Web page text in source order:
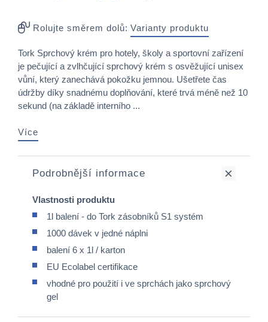
Rolujte směrem dolů: Varianty produktu
Tork Sprchový krém pro hotely, školy a sportovní zařízení
je pečující a zvlhčující sprchový krém s osvěžující unisex
vůní, který zanechává pokožku jemnou. Ušetřete čas
údržby díky snadnému doplňování, které trvá méně než 10
sekund (na základě interního ...
Více
Podrobnější informace
Vlastnosti produktu
1l balení - do Tork zásobníků S1 systém
1000 dávek v jedné náplni
balení 6 x 1l / karton
EU Ecolabel certifikace
vhodné pro použití i ve sprchách jako sprchový
gel